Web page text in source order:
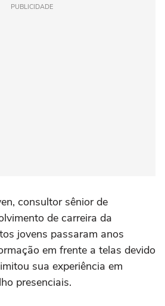
PUBLICIDADE
consultor sênior de
de carreira da
jovens passaram anos
em frente a telas devido
sua experiência em
presenciais.